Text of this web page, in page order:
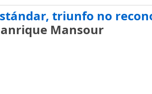
triunfo no
Mansour